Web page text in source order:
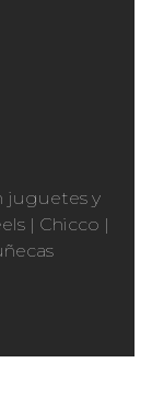
juguetes y
| Chicco |